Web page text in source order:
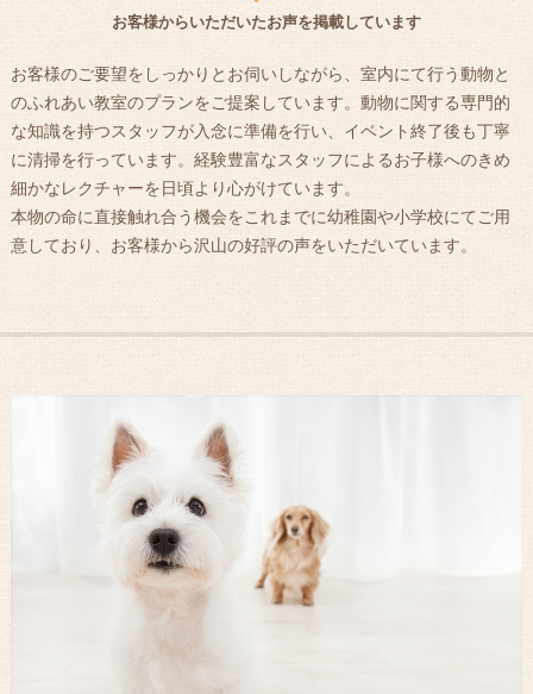
お客様からいただいたお声を掲載しています
お客様のご要望をしっかりとお伺いしながら、室内にて行う動物と
のふれあい教室のプランをご提案しています。動物に関する専門的
な知識を持つスタッフが入念に準備を行い、イベント終了後も丁寧
に清掃を行っています。経験豊富なスタッフによるお子様へのきめ
細かなレクチャーを日頃より心がけています。
本物の命に直接触れ合う機会をこれまでに幼稚園や小学校にてご用
意しており、お客様から沢山の好評の声をいただいています。